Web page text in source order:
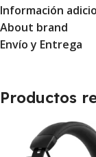
Información
About brand
Envío y Entrega
Productos